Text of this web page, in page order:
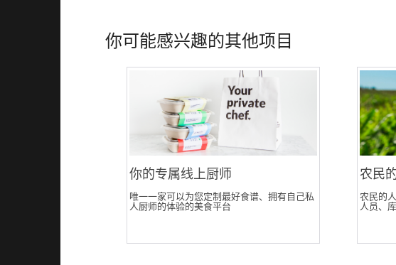
你可能感兴趣的其他项目
你的专属线上厨师
唯一一家可以为您定制最好食谱、拥有自己私
人厨师的体验的美食平台
农民
农民的
人员、